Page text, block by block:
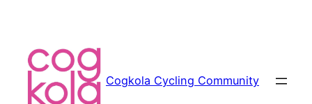
Cogkola Cycling Community